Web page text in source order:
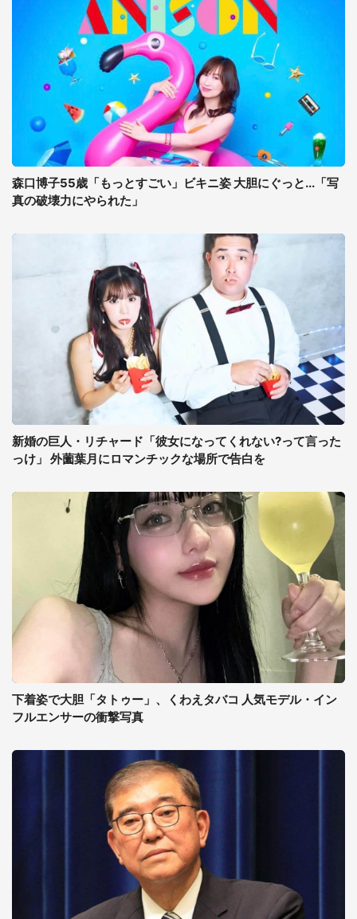
森口博子55歳「もっとすごい」ビキニ姿 大胆にぐっと...「写
真の破壊力にやられた」
新婚の巨人・リチャード「彼女になってくれない?って言った
っけ」 外薗葉月にロマンチックな場所で告白を
下着姿で大胆「タトゥー」、くわえタバコ 人気モデル・イン
フルエンサーの衝撃写真